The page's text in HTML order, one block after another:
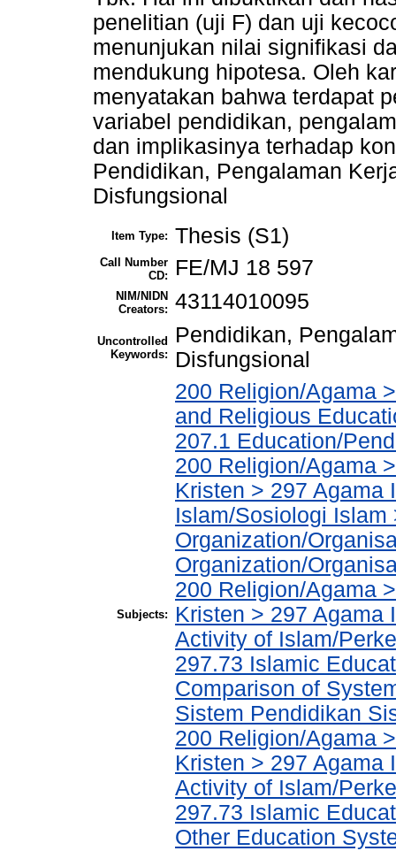
penelitian (uji F) dan uji
menunjukan nilai signifikasi
mendukung hipotesa. Oleh
menyatakan bahwa terdapat
variabel pendidikan,
dan implikasinya terhadap
Pendidikan, Pengalaman
Disfungsional
Item Type: Thesis (S1)
Call Number
CD:
FE/MJ 18 597
NIM/NIDN
Creators: 43114010095
Uncontrolled
Keywords:
Pendidikan,
Disfungsional
Subjects:
200 Religion/Agama
and Religious
207.1 Education/
200 Religion/Agama
Kristen > 297 Agama
Islam/Sosiologi Islam
Organization/
Organization/
200 Religion/Agama
Kristen > 297 Agama
Activity of Islam/
297.73 Islamic
Comparison of
Sistem Pendidikan
200 Religion/Agama
Kristen > 297 Agama
Activity of Islam/
297.73 Islamic
Other Education